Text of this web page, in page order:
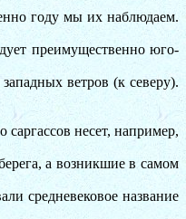
году мы их наблюдаем.
преимущественно юго-
ветров (к северу).
несет, например,
а возникшие в самом
средневековое название